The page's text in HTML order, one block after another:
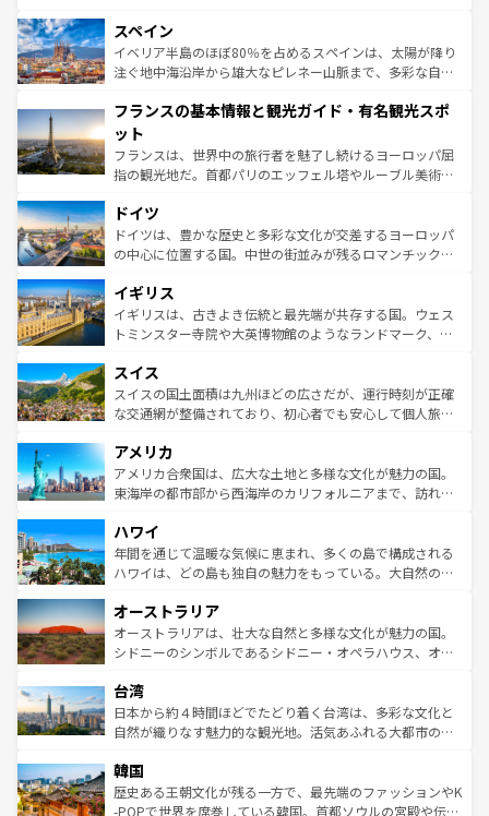
ろん、トスカーナの美しい田園風景やアマルフィ海岸の絶
景など、自然景観も見逃せない。観光の合間には、本場の
ピザやパスタなど、絶品のイタリア料理を堪能することも
ませてくれるイタリアで、忘れられない旅をしてみよう！
なお、新着のイタリア情報は
しい。
スペイン
イベリア半島のほぼ80％を占めるスペインは、太陽が降り
注ぐ地中海沿岸から雄大なピレネー山脈まで、多彩な自然
文化が根付くこの国では、情熱的なフラメンコ、熱気あふ
れる闘牛、そして美味しいタパスが生活の一部となってい
る。首都マドリードの洗練された雰囲気や、バルセロナの
アートに溢れた街角から、地方では古代ローマ遺跡や中世
せる。地方によって風土や気候が異なるスペインはその個
性で訪れる人を魅了する。 なお、新着のスペイン情報は コ
ンテンツ一覧を参照してほしい。
フランスの基本情報と観光ガイド・有名観光スポ
ット
フランスは、世界中の旅行者を魅了し続けるヨーロッパ屈
指の観光地だ。首都パリのエッフェル塔やルーブル美術館
で、幅広い魅力が詰まっている。華麗な宮殿、歴史的な大
聖堂、美しいビーチ、そして豊かな自然が、訪れる者を心
から魅了する。また、フランスは美食の国としても知ら
いる。シャンパンの発祥地であるランス、プロヴァンスの
香り高いラベンダー畑など、多彩な楽しみ方が可能だ。さ
らに、パリ以外の地域にも魅力が溢れており、どの街角に
れる地方に足を運ぶとそれぞれで全く異なる文化を体験で
きるだろう。 なお、新着のフランス情報はコンテンツ一覧
を参照してほしい。
ドイツ
ドイツは、豊かな歴史と多彩な文化が交差するヨーロッパ
の中心に位置する国。中世の街並みが残るロマンチック街
顔を持つこの国は、どこを歩いても飽きることがない。ベ
ルリンの文化的活気、バイエルン州のアルプスの絶景、そ
してライン川沿いのワイン畑といった風景は必見。ビール
は、お酒好きな人にはぜひ体験してほしい。 なお、新着の
ドイツ情報はコンテンツ一覧を参照してほしい。
イギリス
イギリスは、古きよき伝統と最先端が共存する国。ウェス
トミンスター寺院や大英博物館のようなランドマーク、歴
リアごとに異なる魅力がある。また、優雅なアフタヌーン
ティー、ビール好きにはたまらない英国パブ、サッカー観
戦など、本場だからこそできる体験も豊富。イギリスを旅
ンツ一覧を参照してほしい。
スイス
スイスの国土面積は九州ほどの広さだが、運行時刻が正確
な交通網が整備されており、初心者でも安心して個人旅行
の建物がそのまま残る町や、スイスならではのユニークな
博物館もあり、アルプス観光だけでなく町歩きも満喫する
ことができる。国民の所得が高いため物価も高いが、旅行
ば市内交通費無料で観光を楽しむこともできる。 なお、新
着のスイス情報はコンテンツ一覧 を参照してほしい。
アメリカ
アメリカ合衆国は、広大な土地と多様な文化が魅力の国。
東海岸の都市部から西海岸のカリフォルニアまで、訪れる
のような巨大都市は、観光、ショッピング、エンターテイ
ンメントが詰まった刺激的なスポットだ。一方、アメリカ
西部には大自然が広がり、グランドキャニオンやイエロー
部のニューオーリンズでは、音楽と美食が融合した独特の
文化が魅力。旅行者はアメリカの各地域で異なる魅力を楽
しみながら、その多様性と豊かな歴史を感じることができ
ならではの贅沢な旅のスタイルだ。 なお、新着のアメリカ
情報はコンテンツ一覧を参照してほしい。
ハワイ
年間を通じて温暖な気候に恵まれ、多くの島で構成される
ハワイは、どの島も独自の魅力をもっている。大自然の神
ワイ島は見逃せない。また、定番の観光地といえばオアフ
島だが、静かな自然を求めるならマウイ島やカウアイ島が
おすすめ。エメラルドグリーンに輝く海をはじめ、豊かな
れるおもてなしの心で訪れる人々を迎えてくれるハワイの
人々、おいしいローカルフードやハワイアンミュージッ
ク、伝統的なフラダンスなど、すべてがハワイの魅力を彩
ワイを、存分に味わってほしい。 なお、新着のハワイ情報
はコンテンツ一覧を参照してほしい。
オーストラリア
オーストラリアは、壮大な自然と多様な文化が魅力の国。
シドニーのシンボルであるシドニー・オペラハウス、オー
リアリーフや大陸中央部にそびえるウルル（エアーズロッ
ク）、タスマニアの美しい原生林やケアンズの熱帯雨林な
ど、見どころがたくさん。また、カフェやワイン、オージ
いる。アクティビティも充実しており、サーフィンやダイ
ビング、ハイキングなど、アウトドア好きにはたまらな
い。オーストラリアの多彩な魅力を存分に味わいつくそ
台湾
日本から約４時間ほどでたどり着く台湾は、多彩な文化と
自然が織りなす魅力的な観光地。活気あふれる大都市の台
ン）、静ひつな山岳地帯である台湾東部など、都市の喧騒
と山間の静けさが共存しており、訪れる人に新しい発見と
驚きをもたらしてくれる。また、奥深い台湾の食文化も魅
韓国
歴史ある王朝文化が残る一方で、最先端のファッションやK
-POPで世界を席巻している韓国。首都ソウルの宮殿や伝統